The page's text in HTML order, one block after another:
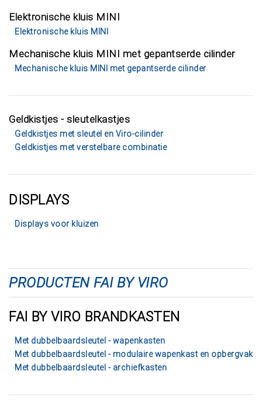
Elektronische kluis MINI
Elektronische kluis MINI
Mechanische kluis MINI met gepantserde cilinder
Mechanische kluis MINI met gepantserde cilinder
Geldkistjes - sleutelkastjes
Geldkistjes met sleutel en Viro-cilinder
Geldkistjes met verstelbare combinatie
DISPLAYS
Displays voor kluizen
PRODUCTEN FAI BY VIRO
FAI BY VIRO BRANDKASTEN
Met dubbelbaardsleutel - wapenkasten
Met dubbelbaardsleutel - modulaire wapenkast en opbergvak
Met dubbelbaardsleutel - archiefkasten